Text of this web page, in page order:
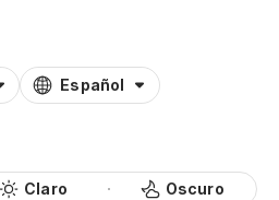
Español
Claro Oscuro